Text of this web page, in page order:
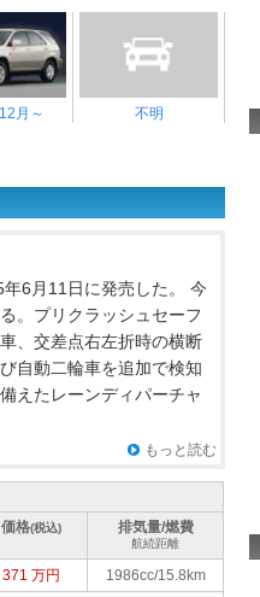
月～ 不明
6月11日に発売した。 今
。プリクラッシュセーフ
、交差点右左折時の横断
自動二輪車を追加で検知
えたレーンディパーチャ
もっと読む
価格(税込) 排気量/燃費
航続距離
371 万円
1986cc/15.8km